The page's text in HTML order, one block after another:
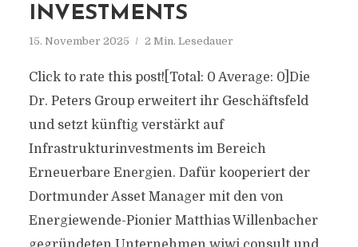
INVESTMENTS
15. November 2025 2 Min. Lesedauer
Click to rate this post![Total: 0 Average: 0]Die
Dr. Peters Group erweitert ihr Geschäftsfeld
und setzt künftig verstärkt auf
Infrastrukturinvestments im Bereich
Erneuerbare Energien. Dafür kooperiert der
Dortmunder Asset Manager mit den von
Energiewende-Pionier Matthias Willenbacher